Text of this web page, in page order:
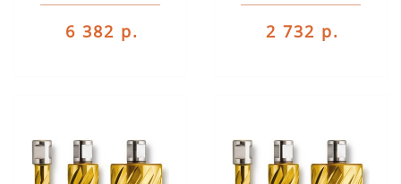
6 382 р. 2 732 р.